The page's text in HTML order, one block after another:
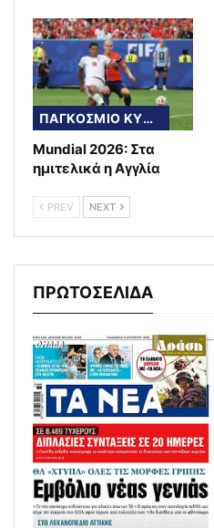
ΠΑΓΚΟΣΜΙΟ ΚΥΠΕΛΛΟ
Mundial 2026: Στα
ημιτελικά η Αγγλία
PREV NEXT
ΠΡΩΤΟΣΕΛΙΔΑ